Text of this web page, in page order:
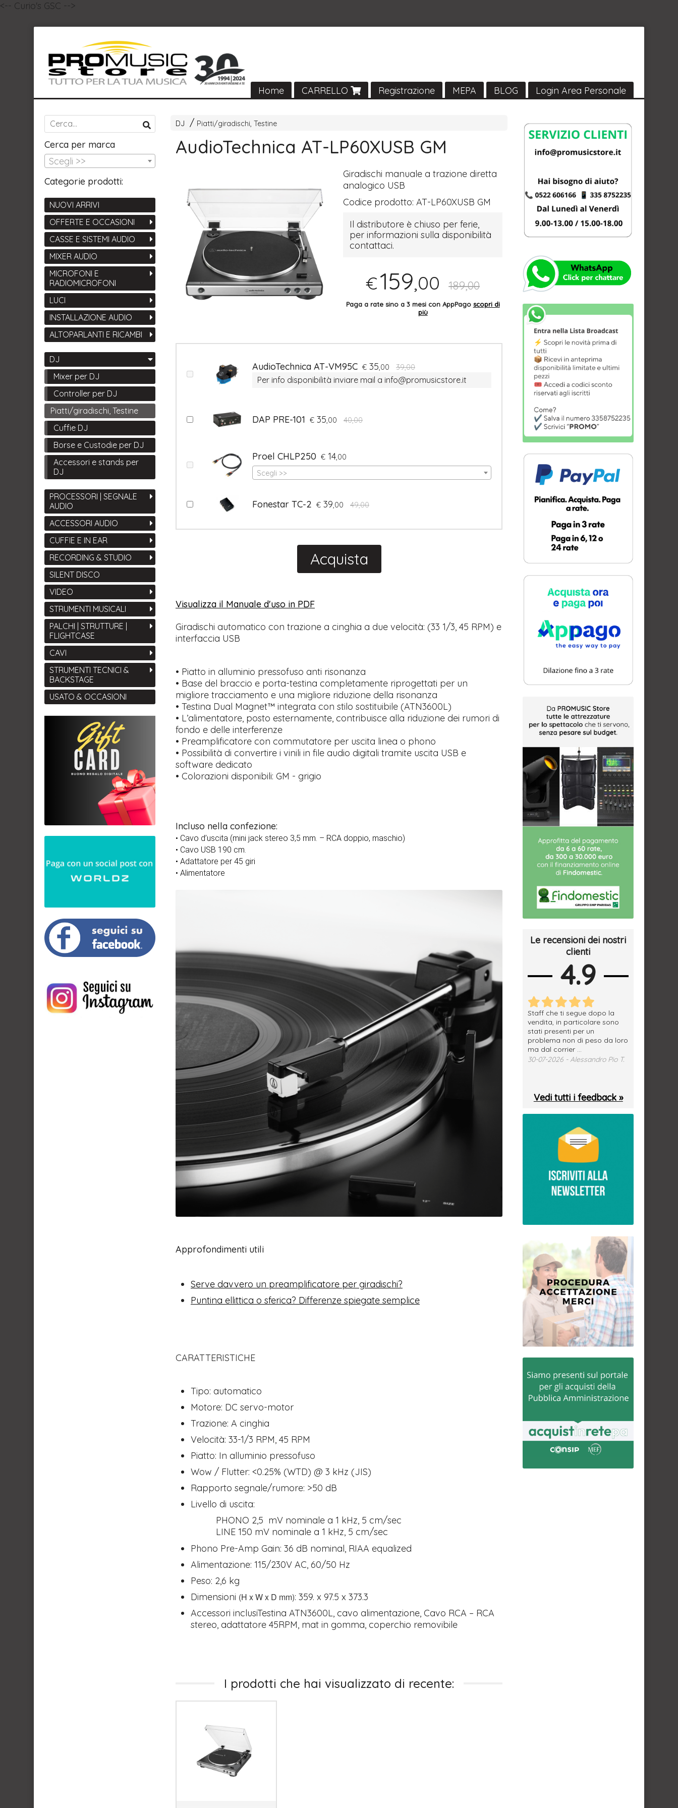
<-- Curio's GSC -->
Home CARRELLO Registrazione MEPA BLOG Login Area Personale
DJ Piatti/giradischi, Testine
AudioTechnica AT-LP60XUSB GM
Giradischi manuale a trazione diretta
analogico USB
Codice prodotto:AT-LP60XUSB GM
Il distributore è chiuso per ferie,
per informazioni sulla disponibilità
contattaci.
€159,00 189,00
Paga a rate sino a 3 mesi con AppPago scopri di
più
AudioTechnica AT-VM95C € 35,00 39,00
Per info disponibilità inviare mail a info@promusicstore.it
DAP PRE-101 € 35,00 40,00
Proel CHLP250 € 14,00
Scegli >>
Fonestar TC-2 € 39,00 49,00
Acquista
Visualizza il Manuale d'uso in PDF​
Giradischi automatico con trazione a cinghia a due velocità: (33 1/3, 45 RPM) e
interfaccia USB
• Piatto in alluminio pressofuso anti risonanza
• Base del braccio e porta-testina completamente riprogettati per un
migliore tracciamento e una migliore riduzione della risonanza
• Testina Dual Magnet™ integrata con stilo sostituibile (ATN3600L)
• L’alimentatore, posto esternamente, contribuisce alla riduzione dei rumori di
fondo e delle interferenze
• Preamplificatore con commutatore per uscita linea o phono
• Possibilità di convertire i vinili in file audio digitali tramite uscita USB e
software dedicato
• Colorazioni disponibili: GM - grigio
Incluso nella confezione:
• Cavo d’uscita (mini jack stereo 3,5 mm. – RCA doppio, maschio)
• Cavo USB 190 cm.
• Adattatore per 45 giri
• Alimentatore
Approfondimenti utili
Serve davvero un preamplificatore per giradischi?
Puntina ellittica o sferica? Differenze spiegate semplice
CARATTERISTICHE
Tipo: automatico
Motore: DC servo-motor
Trazione: A cinghia
Velocità: 33-1/3 RPM, 45 RPM
Piatto: In alluminio pressofuso
Wow / Flutter: <0.25% (WTD) @ 3 kHz (JIS)
Rapporto segnale/rumore: >50 dB
Livello di uscita:
PHONO 2,5 mV nominale a 1 kHz, 5 cm/sec
LINE 150 mV nominale a 1 kHz, 5 cm/sec
Phono Pre-Amp Gain: 36 dB nominal, RIAA equalized
Alimentazione: 115/230V AC, 60/50 Hz
Peso: 2,6 kg
Dimensioni (H x W x D mm): 359. x 97.5 x 373.3
Accessori inclusiTestina ATN3600L, cavo alimentazione, Cavo RCA – RCA
stereo, adattatore 45RPM, mat in gomma, coperchio removibile
I prodotti che hai visualizzato di recente:
Cerca per marca
Scegli >>
Categorie prodotti:
NUOVI ARRIVI
OFFERTE E OCCASIONI
CASSE E SISTEMI AUDIO
MIXER AUDIO
MICROFONI E
RADIOMICROFONI
LUCI
INSTALLAZIONE AUDIO
ALTOPARLANTI E RICAMBI
DJ
Mixer per DJ
Controller per DJ
Piatti/giradischi, Testine
Cuffie DJ
Borse e Custodie per DJ
Accessori e stands per
DJ
PROCESSORI | SEGNALE
AUDIO
ACCESSORI AUDIO
CUFFIE E IN EAR
RECORDING & STUDIO
SILENT DISCO
VIDEO
STRUMENTI MUSICALI
PALCHI | STRUTTURE |
FLIGHTCASE
CAVI
STRUMENTI TECNICI &
BACKSTAGE
USATO & OCCASIONI
Le recensioni dei nostri
clienti
4.9
Tutto perfetto, materiale
ottimo e spedizione
velocissima, grazie.
03-08-2026 - Daniele S.
Staff che ti segue dopo la
vendita, in particolare sono
stati presenti per un
problema non di peso da loro
ma dal corrier ...
30-07-2026 - Alessandro Pio T.
Vedi tutti i feedback »